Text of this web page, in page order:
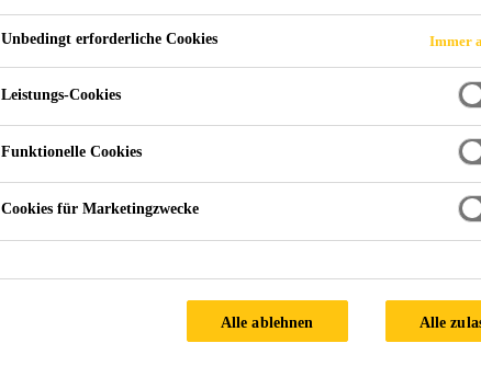
Unbedingt erforderliche Cookies Immer
Leistungs-Cookies
Funktionelle Cookies
Cookies für Marketingzwecke
Alle ablehnen Alle